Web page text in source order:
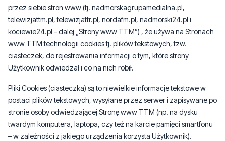
przez siebie stron www (tj. nadmorskagrupamedialna.pl,
telewizjattm.pl, telewizjattr.pl, nordafm.pl, nadmorski24.pl i
kociewie24.pl – dalej „Strony www TTM”) , że używa na Stronach
www TTM technologii cookies tj. plików tekstowych, tzw.
ciasteczek, do rejestrowania informacji o tym, które strony
Użytkownik odwiedzał i co na nich robił.
Pliki Cookies (ciasteczka) są to niewielkie informacje tekstowe w
postaci plików tekstowych, wysyłane przez serwer i zapisywane po
stronie osoby odwiedzającej Stronę www TTM (np. na dysku
twardym komputera, laptopa, czy też na karcie pamięci smartfonu
– w zależności z jakiego urządzenia korzysta Użytkownik).